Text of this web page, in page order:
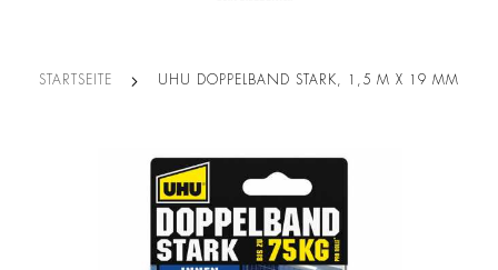
STARTSEITE UHU DOPPELBAND STARK, 1,5 M X 19 MM